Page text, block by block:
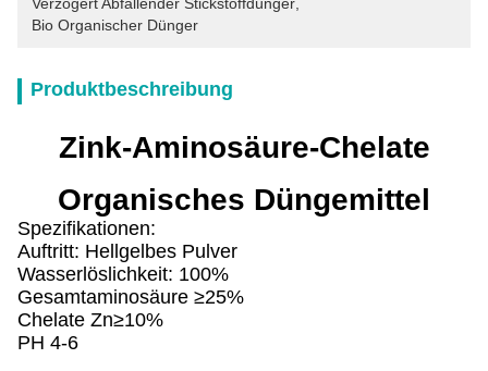
Bio Organischer Dünger
Produktbeschreibung
Zink-Aminosäure-Chelate
Organisches Düngemittel
Spezifikationen:
Auftritt: Hellgelbes Pulver
Wasserlöslichkeit: 100%
Gesamtaminosäure ≥25%
Chelate Zn≥10%
PH 4-6